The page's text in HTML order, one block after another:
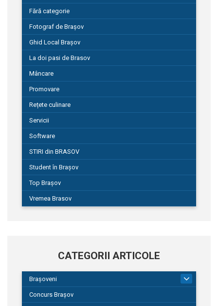
Fără categorie
Fotograf de Brașov
Ghid Local Brașov
La doi pasi de Brasov
Mâncare
Promovare
Rețete culinare
Servicii
Software
STIRI din BRASOV
Student în Brașov
Top Brașov
Vremea Brasov
CATEGORII ARTICOLE
Brașoveni
Concurs Brașov